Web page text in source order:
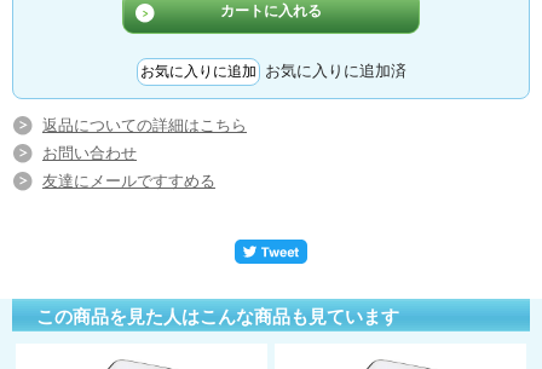
お気に入りに追加済
返品についての詳細はこちら
お問い合わせ
友達にメールですすめる
この商品を見た人はこんな商品も見ています